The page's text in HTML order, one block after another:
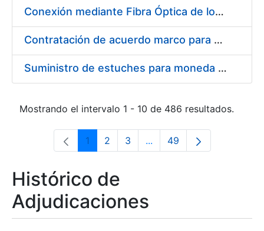
Conexión mediante Fibra Óptica de los Centros de Proceso de Datos (CPDs) de las sedes de la FNMT-RCM de Burgos y Madrid
Contratación de acuerdo marco para el Suministro de Material de Electricidad para la Fábrica Nacional de Moneda y Timbre-Real Casa de la Moneda en su centro de trabajo de Burgos
Suministro de estuches para moneda de 30 €
Mostrando el intervalo 1 - 10 de 486 resultados.
Página
1 Página
2 Página
3 ...Páginas intermedias Use
Página
49
Histórico de
Adjudicaciones